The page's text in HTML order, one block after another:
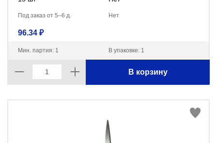
Под заказ от 5–6 д. Нет
96.34 ₽
Мин. партия: 1 В упаковке: 1
В корзину